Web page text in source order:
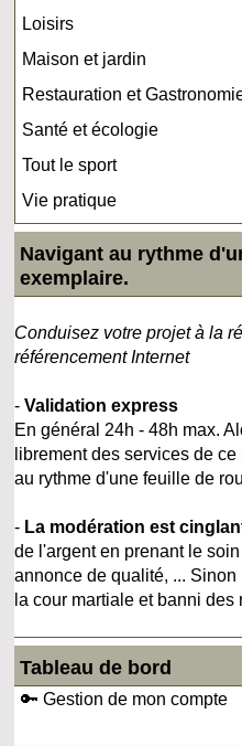
Loisirs
Maison et jardin
Restauration et
Santé et écologie
Tout le sport
Vie pratique
Navigant au rythme
exemplaire.
Conduisez votre projet à la
référencement Internet
-Validation express
En général 24h - 48h max.
librement des services de
au rythme d'une feuille de
- La modération est
de l'argent en prenant le
annonce de qualité, ...
la cour martiale et banni des
Tableau de bord
🔑 Gestion de mon compte